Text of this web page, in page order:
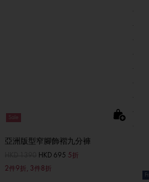
Sale
亞洲版型窄腳飾褶九分褲
至HKD 695 5折
2件9折, 3件8折